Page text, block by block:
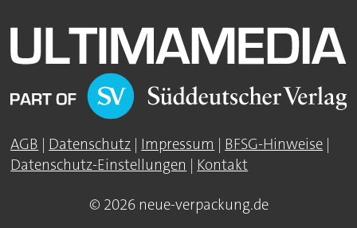
AGB | Datenschutz | Impressum | BFSG-Hinweise |
Datenschutz-Einstellungen | Kontakt
© 2026 neue-verpackung.de